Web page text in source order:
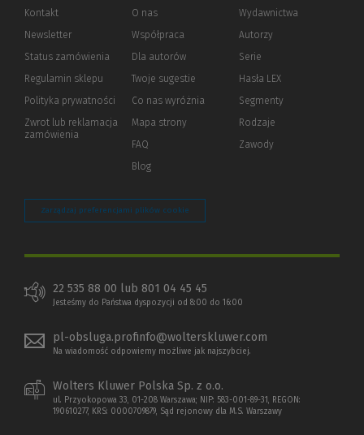
Kontakt
Newsletter
Status zamówienia
Regulamin sklepu
Polityka prywatności (Nowe
(Link
innej
Zwrot lub reklamacja
zamówienia
O nas
Współpraca
Dla autorów(Nowe
(Link
innej
strony)
Twoje sugestie
Co nas wyróżnia
Mapa strony
FAQ
Blog
Wydawnictwa
Autorzy
Serie
Hasła LEX
Segmenty
Rodzaje
Zawody
Zarządzaj preferencjami plików cookie
22 535 88 00 lub 801 04 45 45
Jesteśmy do Państwa dyspozycji od 8:00 do 16:00
pl-obsluga.profinfo@wolterskluwer.com
Na wiadomość odpowiemy możliwe jak najszybciej.
Wolters Kluwer Polska Sp. z o.o.
ul. Przyokopowa 33, 01-208 Warszawa; NIP: 583-001-89-31, REGON:
190610277, KRS: 0000709879, Sąd rejonowy dla M.S. Warszawy